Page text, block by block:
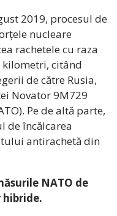
2019, procesul de
nucleare
rachetele cu raza
kilometri, citând
de către Rusia,
Novator 9M729
Pe de altă parte,
de încălcarea
antirachetă din
NATO de